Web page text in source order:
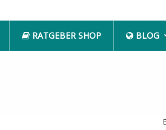
RATGEBER SHOP BLOG